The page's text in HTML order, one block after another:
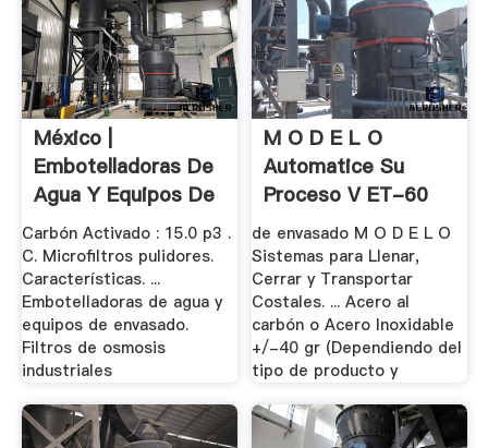
México |
Embotelladoras De
Agua Y Equipos De
.
Carbón Activado : 15.0 p3 .
C. Microfiltros pulidores.
Características. ...
Embotelladoras de agua y
equipos de envasado.
Filtros de osmosis
industriales
M O D E L O
Automatice Su
Proceso V ET-60
De .
de envasado M O D E L O
Sistemas para Llenar,
Cerrar y Transportar
Costales. ... Acero al
carbón o Acero Inoxidable
+/-40 gr (Dependiendo del
tipo de producto y